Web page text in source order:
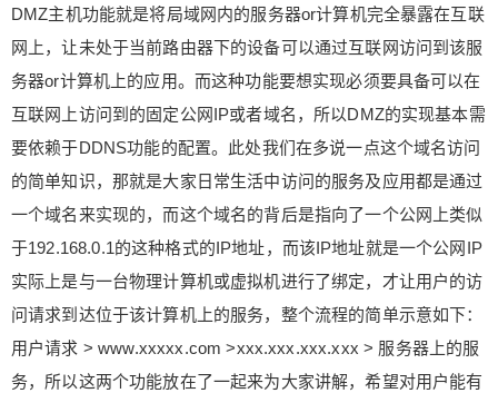
DMZ主机功能就是将局域网内的服务器or计算机完全暴露在互联
网上，让未处于当前路由器下的设备可以通过互联网访问到该服
务器or计算机上的应用。而这种功能要想实现必须要具备可以在
互联网上访问到的固定公网IP或者域名，所以DMZ的实现基本需
要依赖于DDNS功能的配置。此处我们在多说一点这个域名访问
的简单知识，那就是大家日常生活中访问的服务及应用都是通过
一个域名来实现的，而这个域名的背后是指向了一个公网上类似
于192.168.0.1的这种格式的IP地址，而该IP地址就是一个公网IP
实际上是与一台物理计算机或虚拟机进行了绑定，才让用户的访
问请求到达位于该计算机上的服务，整个流程的简单示意如下：
用户请求 > www.xxxxx.com >xxx.xxx.xxx.xxx > 服务器上的服
务，所以这两个功能放在了一起来为大家讲解，希望对用户能有